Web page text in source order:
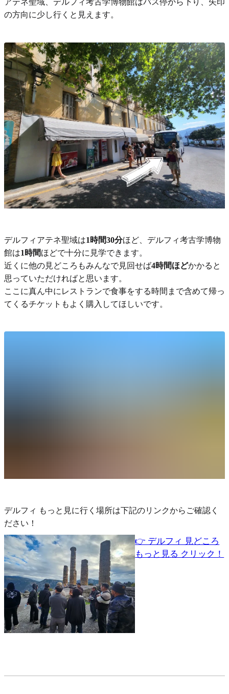
アテネ聖域、デルフィ考古学博物館はバス停から下り、矢印
の方向に少し行くと見えます。
デルフィアテネ聖域は1時間30分ほど、デルフィ考古学博物
館は1時間ほどで十分に見学できます。
近くに他の見どころもみんなで見回せば4時間ほどかかると
思っていただければと思います。
ここに真ん中にレストランで食事をする時間まで含めて帰っ
てくるチケットもよく購入してほしいです。
デルフィ もっと見に行く場所は下記のリンクからご確認く
ださい！
👉 デルフィ 見どころ
もっと見る クリック！